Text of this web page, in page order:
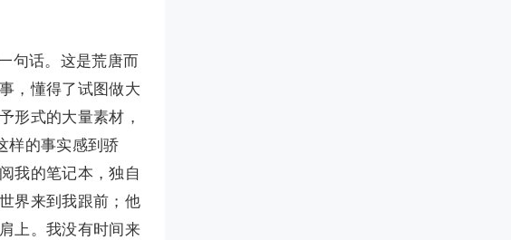
句话。这是荒唐而
，懂得了试图做大
形式的大量素材，
样的事实感到骄
我的笔记本，独自
界来到我跟前；他
上。我没有时间来